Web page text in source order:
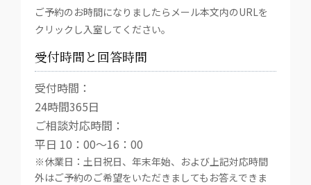
ご予約のお時間になりましたらメール本文内のURLを
クリックし入室してください。
受付時間と回答時間
受付時間：
24時間365日
ご相談対応時間：
平日 10：00～16：00
※休業日：土日祝日、年末年始、および上記対応時間
外はご予約のご希望をいただきましてもお答えできま